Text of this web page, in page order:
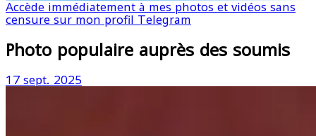
Accède immédiatement à mes photos et vidéos sans
censure sur mon profil Telegram
Photo populaire auprès des soumis
17 sept. 2025